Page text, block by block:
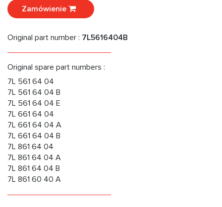
Zamówienie
Original part number : 7L5616404B
Original spare part numbers :
7L 561 64 04
7L 561 64 04 B
7L 561 64 04 E
7L 661 64 04
7L 661 64 04 A
7L 661 64 04 B
7L 861 64 04
7L 861 64 04 A
7L 861 64 04 B
7L 861 60 40 A